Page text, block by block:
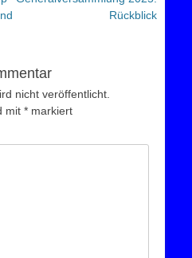
Rückblick
nicht veröffentlicht.
mit * markiert